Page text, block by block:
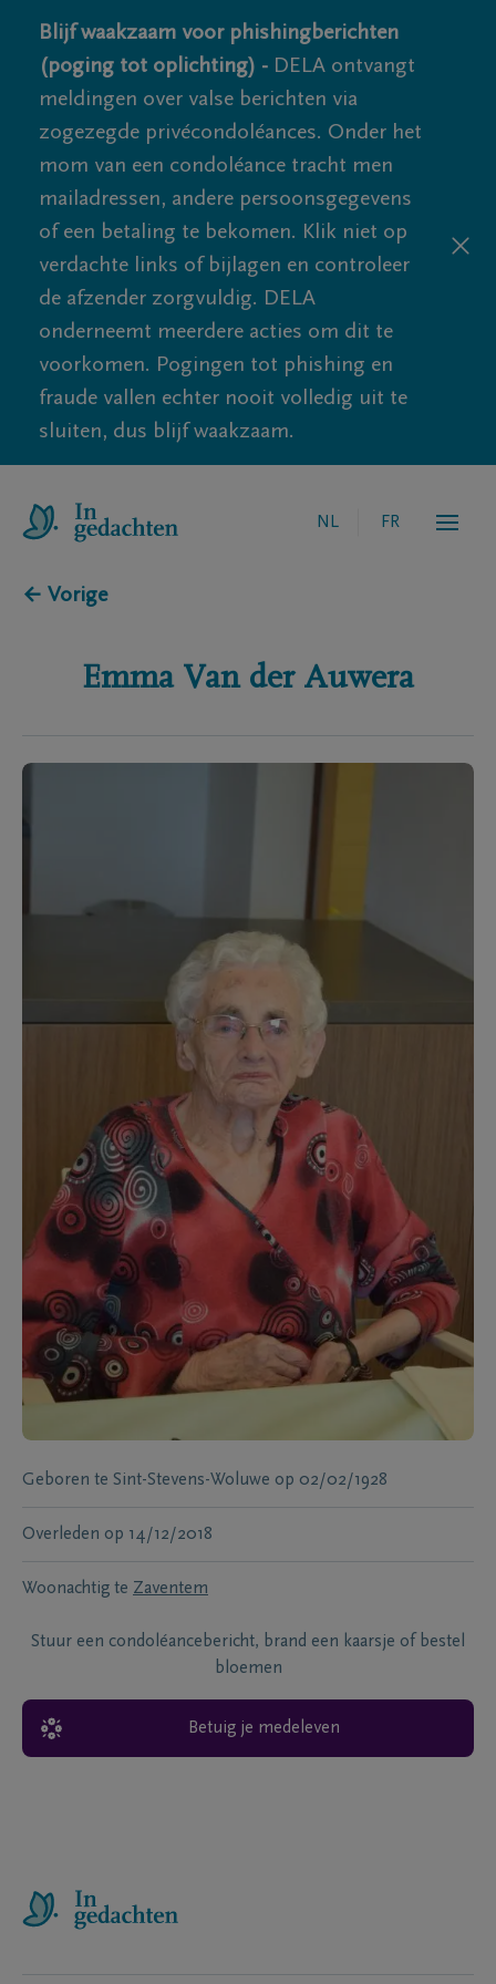
Blijf waakzaam voor phishingberichten
(poging tot oplichting) - DELA ontvangt
meldingen over valse berichten via
zogezegde privécondoléances. Onder het
mom van een condoléance tracht men
mailadressen, andere persoonsgegevens
of een betaling te bekomen. Klik niet op
verdachte links of bijlagen en controleer
de afzender zorgvuldig. DELA
onderneemt meerdere acties om dit te
voorkomen. Pogingen tot phishing en
fraude vallen echter nooit volledig uit te
sluiten, dus blijf waakzaam.
NL FR
← Vorige
Emma Van der Auwera
Geboren te Sint-Stevens-Woluwe op 02/02/1928
Overleden op 14/12/2018
Woonachtig te Zaventem
Stuur een condoléancebericht, brand een kaarsje of bestel
bloemen
Betuig je medeleven